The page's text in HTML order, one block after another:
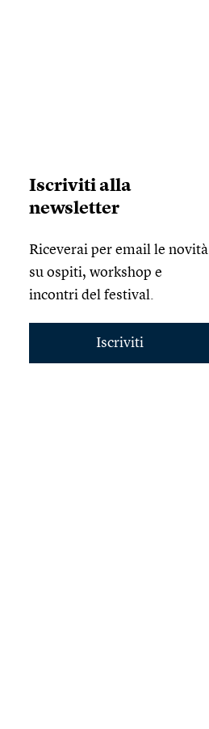
Iscriviti alla
newsletter
Riceverai per email le novità
su ospiti, workshop e
incontri del festival.
Iscriviti